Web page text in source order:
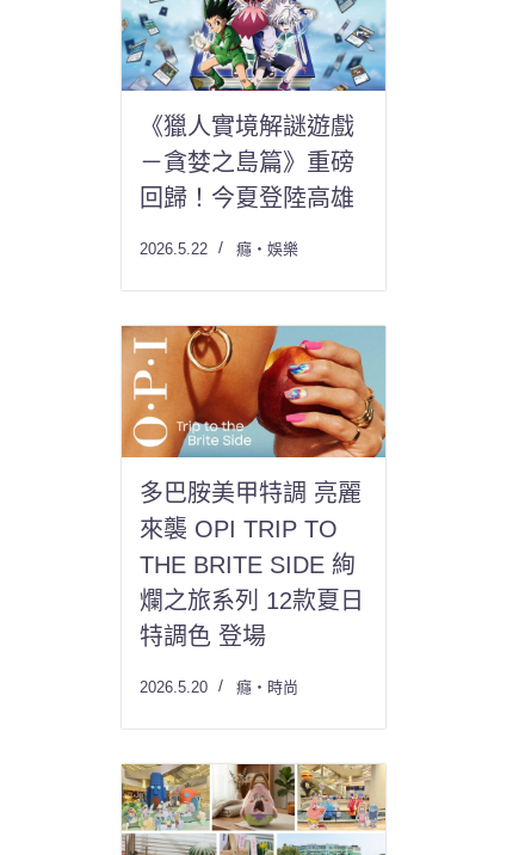
《獵人實境解謎遊戲
－貪婪之島篇》重磅
回歸！今夏登陸高雄
2026.5.22 癮・娛樂
多巴胺美甲特調 亮麗
來襲 OPI TRIP TO
THE BRITE SIDE 絢
爛之旅系列 12款夏日
特調色 登場
2026.5.20 癮・時尚